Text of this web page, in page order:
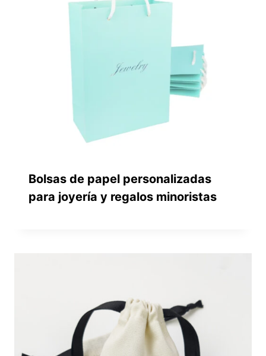
Bolsas de papel personalizadas
para joyería y regalos minoristas